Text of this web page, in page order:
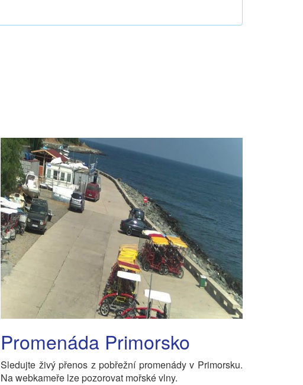
Promenáda Primorsko
Sledujte živý přenos z pobřežní promenády v Primorsku.
Na webkameře lze pozorovat mořské vlny.